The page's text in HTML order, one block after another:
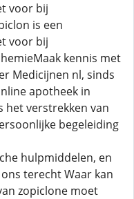
voor bij
is een
voor bij
kennis met
Medicijnen nl, sinds
apotheek in
het verstrekken van
begeleiding
hulpmiddelen, en
terecht Waar kan
zopiclone moet